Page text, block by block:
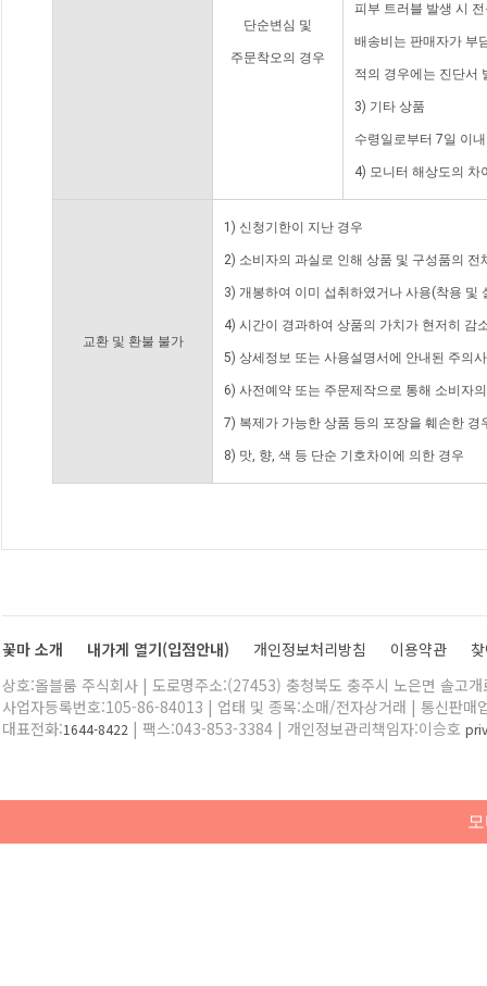
단순변심 및
주문착오의 경우
피부 트러블 발생 시
배송비는 판매자가 부
적의 경우에는 진단서
3) 기타 상품
수령일로부터 7일 이
4) 모니터 해상도의 차
교환 및 환불 불가
1) 신청기한이 지난 경우
2) 소비자의 과실로 인해 상품 및 구성품의
3) 개봉하여 이미 섭취하였거나 사용(착용 및
4) 시간이 경과하여 상품의 가치가 현저히 감
5) 상세정보 또는 사용설명서에 안내된 주의
6) 사전예약 또는 주문제작으로 통해 소비자
7) 복제가 가능한 상품 등의 포장을 훼손한 경
8) 맛, 향, 색 등 단순 기호차이에 의한 경우
꽃마 소개 내가게 열기(입점안내) 개인정보처리방침 이용약관
상호:올블룸 주식회사 | 도로명주소:(27453) 충청북도 충주시 노은면 솔고
사업자등록번호:105-86-84013 | 업태 및 종목:소매/전자상거래 | 통신판매
대표전화:1644-8422 | 팩스:043-853-3384 | 개인정보관리책임자:이승호